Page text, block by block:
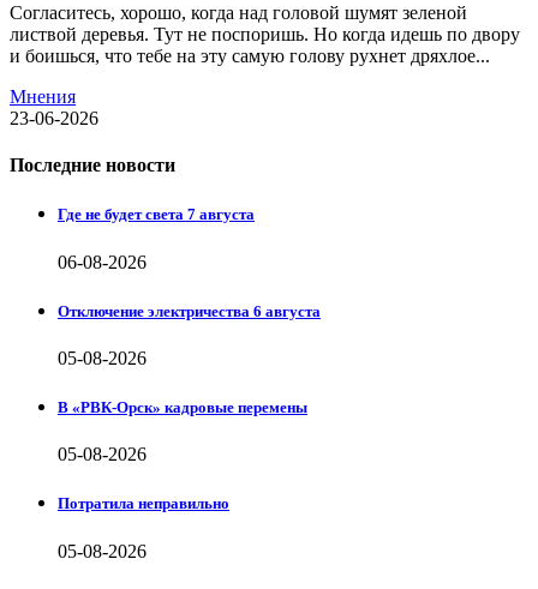
Согласитесь, хорошо, когда над головой шумят зеленой
листвой деревья. Тут не поспоришь. Но когда идешь по двору
и боишься, что тебе на эту самую голову рухнет дряхлое...
Мнения
23-06-2026
Последние новости
Где не будет света 7 августа
06-08-2026
Отключение электричества 6 августа
05-08-2026
В «РВК-Орск» кадровые перемены
05-08-2026
Потратила неправильно
05-08-2026